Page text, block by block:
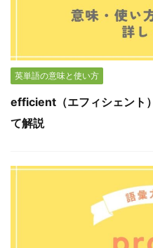
英単語の意味と使い方
efficient（エフィシェント
て解説